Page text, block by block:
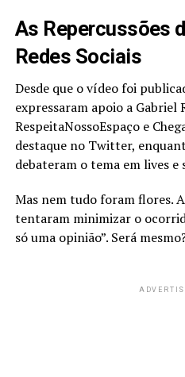
As Repercussões
Redes Sociais
Desde que o vídeo foi
expressaram apoio a Gabriel
RespeitaNossoEspaço e
destaque no Twitter,
debateram o tema em lives e
Mas nem tudo foram flores.
tentaram minimizar o
só uma opinião”. Será